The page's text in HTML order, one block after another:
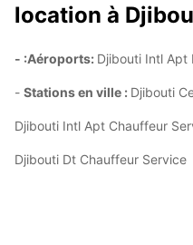
location à
- :Aéroports: Djibouti Intl Apt
- Stations en ville : Djibouti
Djibouti Intl Apt Chauffeur
Djibouti Dt Chauffeur Service